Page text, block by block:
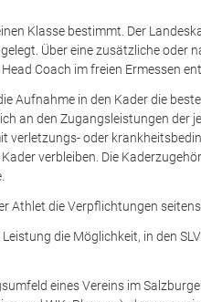
Klasse bestimmt. Der
Über eine zusätzliche oder
Coach im freien Ermessen
Aufnahme in den Kader die
an den Zugangsleistungen der
verletzungs- oder
verbleiben. Die
Athlet die Verpflichtungen seitens
die Möglichkeit, in den
eines Vereins im